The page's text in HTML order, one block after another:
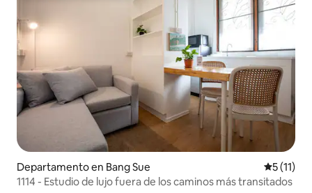
Departamento en Bang Sue
5 (11)
1114 - Estudio de lujo fuera de los caminos más transitados